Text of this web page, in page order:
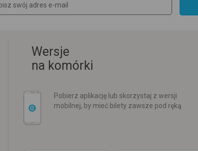
Wersje
na komórki
Pobierz aplikację lub skorzystaj z wersji
mobilnej, by mieć bilety zawsze pod ręką